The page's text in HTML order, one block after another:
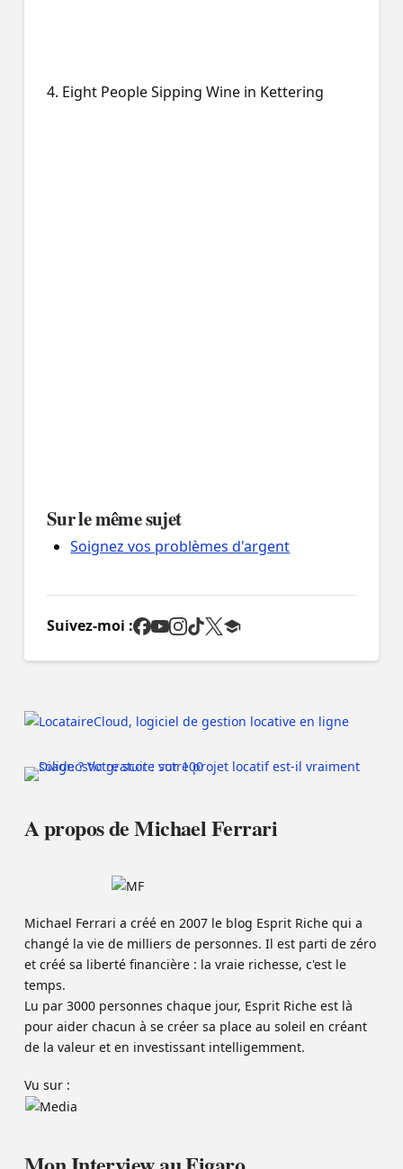
4. Eight People Sipping Wine in Kettering
Sur le même sujet
Soignez vos problèmes d'argent
Suivez-moi :
A propos de Michael Ferrari
Michael Ferrari a créé en 2007 le blog Esprit Riche qui a
changé la vie de milliers de personnes. Il est parti de zéro
et créé sa liberté financière : la vraie richesse, c'est le
temps.
Lu par 3000 personnes chaque jour, Esprit Riche est là
pour aider chacun à se créer sa place au soleil en créant
de la valeur et en investissant intelligemment.
Vu sur :